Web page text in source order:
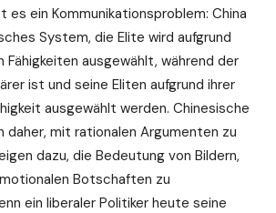
es ein Kommunikationsproblem: China
System, die Elite wird aufgrund
Fähigkeiten ausgewählt, während der
ist und seine Eliten aufgrund ihrer
ausgewählt werden. Chinesische
daher, mit rationalen Argumenten zu
dazu, die Bedeutung von Bildern,
Botschaften zu
ein liberaler Politiker heute seine